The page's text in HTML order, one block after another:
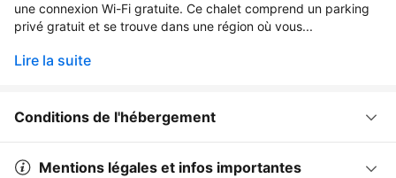
une connexion Wi-Fi gratuite. Ce chalet comprend un parking
privé gratuit et se trouve dans une région où vous...
Lire la suite
Conditions de l'hébergement
Mentions légales et infos importantes